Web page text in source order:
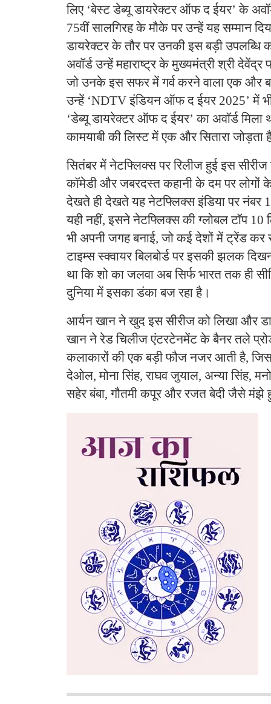
लिए ‘बेस्ट डेब्यू डायरेक्टर ऑफ द ईयर’ के
75वीं सालगिरह के मौके पर उन्हें यह सम्मान
डायरेक्टर के तौर पर उनकी इस बड़ी उपलब्धि
अवॉर्ड उन्हें महाराष्ट्र के मुख्यमंत्री श्री
जो उनके इस सफर में गर्व करने वाला एक और
उन्हें ‘NDTV इंडियन ऑफ द ईयर 2025’ में
‘डेब्यू डायरेक्टर ऑफ द ईयर’ का अवॉर्ड मिला
कामयाबी की लिस्ट में एक और सितारा जोड़ता
सितंबर में नेटफ्लिक्स पर रिलीज हुई इस सीरीज
कॉमेडी और जबरदस्त कहानी के दम पर लोगों
देखते ही देखते यह नेटफ्लिक्स इंडिया पर नंबर
यही नहीं, इसने नेटफ्लिक्स की ग्लोबल टॉप 10
भी अपनी जगह बनाई, जो कई देशों में ट्रेंड कर
टाइम्स स्क्वायर बिलबोर्ड पर इसकी झलक
था कि शो का जलवा अब सिर्फ भारत तक ही
दुनिया में इसका डंका बज रहा है।
आर्यन खान ने खुद इस सीरीज को लिखा और
खान ने रेड चिलीज एंटरटेनमेंट के बैनर तले
कलाकारों की एक बड़ी फौज नजर आती है, जिसमें
देओल, मोना सिंह, राघव जुयाल, अन्या सिंह,
सहेर बंबा, गौतमी कपूर और रजत बेदी जैसे मंझे